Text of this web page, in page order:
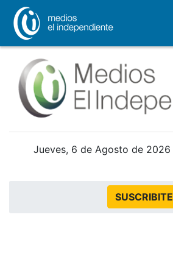
Jueves, 6 de Agosto de 2026
SUSCRIBITE